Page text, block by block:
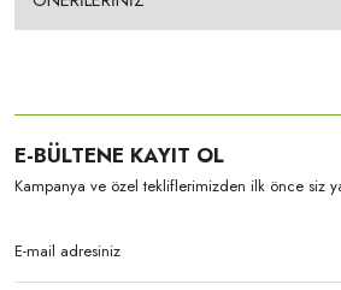
E-BÜLTENE KAYIT OL
Kampanya ve özel tekliflerimizden ilk önce siz